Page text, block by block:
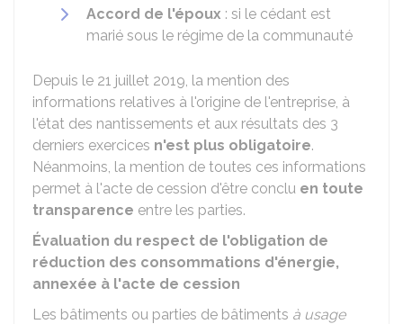
Accord de l'époux : si le cédant est
marié sous le régime de la communauté
Depuis le 21 juillet 2019, la mention des
informations relatives à l'origine de l'entreprise, à
l'état des nantissements et aux résultats des 3
derniers exercices n'est plus obligatoire.
Néanmoins, la mention de toutes ces informations
permet à l'acte de cession d'être conclu en toute
transparence entre les parties.
Évaluation du respect de l'obligation de
réduction des consommations d'énergie,
annexée à l'acte de cession
Les bâtiments ou parties de bâtiments à usage